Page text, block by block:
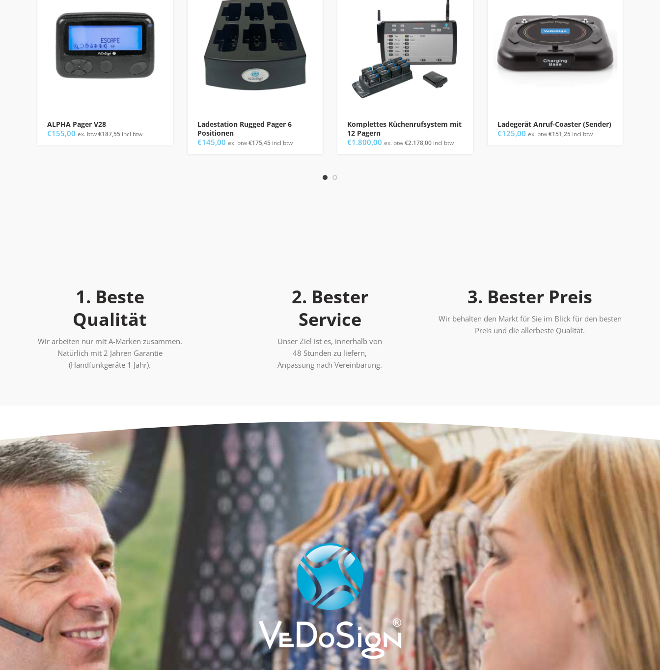
ALPHA Pager V28
€155,00 ex. btw€187,55 incl btw
Ladestation Rugged Pager 6
Positionen
€145,00 ex. btw€175,45incl btw
Komplettes Küchenrufsystem mit
12 Pagern
€1.800,00 ex. btw€2.178,00 incl btw
Ladegerät Anruf-Coaster (Sender)
€125,00 ex. btw€151,25incl btw
1. Beste
Qualität
Wir arbeiten nur mit A-Marken zusammen.
Natürlich mit 2 Jahren Garantie
(Handfunkgeräte 1 Jahr).
2. Bester
Service
Unser Ziel ist es, innerhalb von
48 Stunden zu liefern,
Anpassung nach Vereinbarung.
3. Bester Preis
Wir behalten den Markt für Sie im Blick für den besten
Preis und die allerbeste Qualität.